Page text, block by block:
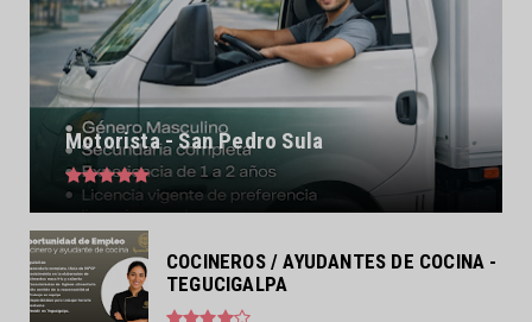
Motorista - San Pedro Sula
COCINEROS / AYUDANTES DE COCINA -
TEGUCIGALPA